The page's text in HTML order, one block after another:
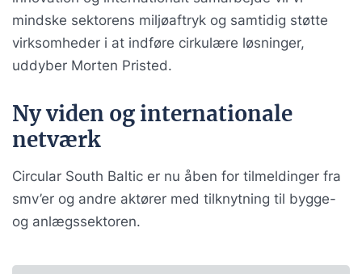
mindske sektorens miljøaftryk og samtidig støtte
virksomheder i at indføre cirkulære løsninger,
uddyber Morten Pristed.
Ny viden og internationale
netværk
Circular South Baltic er nu åben for tilmeldinger fra
smv’er og andre aktører med tilknytning til bygge-
og anlægssektoren.